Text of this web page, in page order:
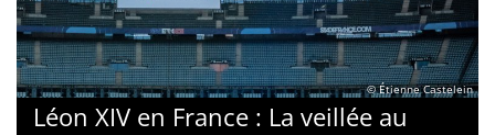
© Étienne Castelein
Léon XIV en France : La veillée au